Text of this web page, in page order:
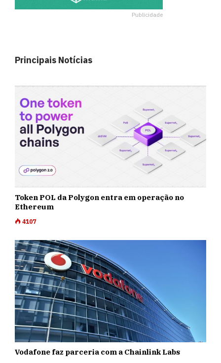
Publicidade
Principais Notícias
Token POL da Polygon entra em operação no
Ethereum
4107
Vodafone faz parceria com a Chainlink Labs